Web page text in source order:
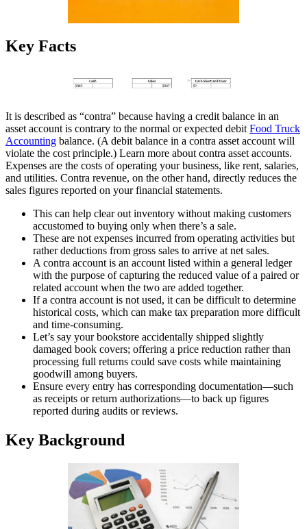
Key Facts
It is described as “contra” because having a credit balance in an
asset account is contrary to the normal or expected debit Food Truck
Accounting balance. (A debit balance in a contra asset account will
violate the cost principle.) Learn more about contra asset accounts.
Expenses are the costs of operating your business, like rent, salaries,
and utilities. Contra revenue, on the other hand, directly reduces the
sales figures reported on your financial statements.
This can help clear out inventory without making customers
accustomed to buying only when there’s a sale.
These are not expenses incurred from operating activities but
rather deductions from gross sales to arrive at net sales.
A contra account is an account listed within a general ledger
with the purpose of capturing the reduced value of a paired or
related account when the two are added together.
If a contra account is not used, it can be difficult to determine
historical costs, which can make tax preparation more difficult
and time-consuming.
Let’s say your bookstore accidentally shipped slightly
damaged book covers; offering a price reduction rather than
processing full returns could save costs while maintaining
goodwill among buyers.
Ensure every entry has corresponding documentation—such
as receipts or return authorizations—to back up figures
reported during audits or reviews.
Key Background